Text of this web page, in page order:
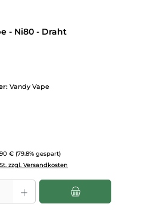
- Ni80 - Draht
Vandy Vape
Preis:
€ (79.8% gespart)
zzgl. Versandkosten
Wert ein oder benutze die